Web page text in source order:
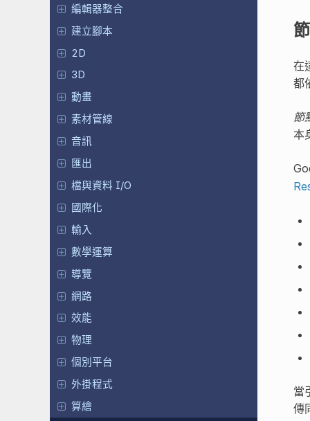
編輯器整合
建立腳本
2D
3D
動畫
素材管線
音訊
匯出
檔與資料 I/O
國際化
輸入
數學運算
導覽
網路
效能
物理
個別平台
外掛程式
算繪
在
都
節
本
當
傳